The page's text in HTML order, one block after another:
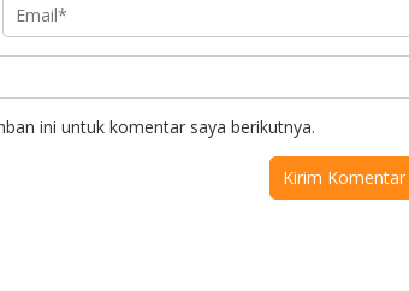
ini untuk komentar saya berikutnya.